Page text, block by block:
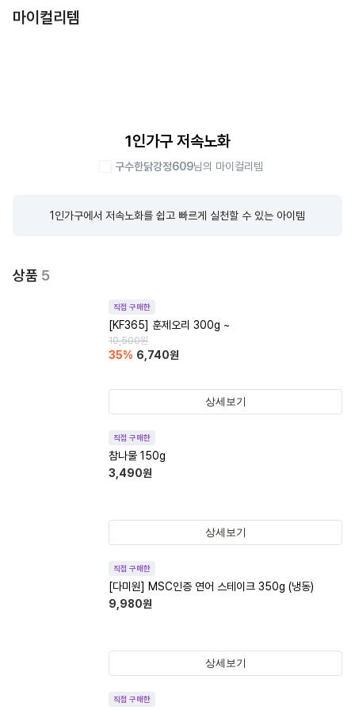
마이컬리템
1인가구 저속노화
구수한닭강정609님의 마이컬리템
1인가구에서 저속노화를 쉽고 빠르게 실천할 수 있는 아이템
상품 5
직접 구매한
[KF365] 훈제오리 300g ~
10,500원
35% 6,740원
상세보기
직접 구매한
참나물 150g
3,490원
상세보기
직접 구매한
[다미원] MSC인증 연어 스테이크 350g (냉동)
9,980원
상세보기
직접 구매한